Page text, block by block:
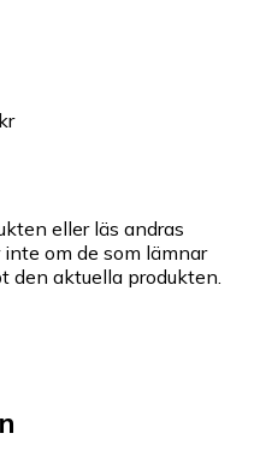
eller läs andras
om de som lämnar
den aktuella produkten.